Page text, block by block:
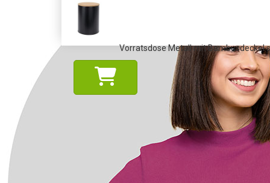
Vorratsdose Metall mit Bambusdeckel